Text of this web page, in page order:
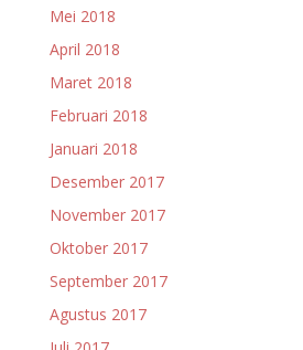
Mei 2018
April 2018
Maret 2018
Februari 2018
Januari 2018
Desember 2017
November 2017
Oktober 2017
September 2017
Agustus 2017